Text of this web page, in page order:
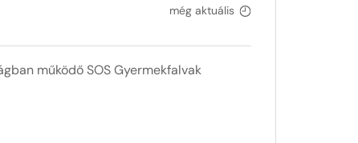
még aktuális
működő SOS Gyermekfalvak